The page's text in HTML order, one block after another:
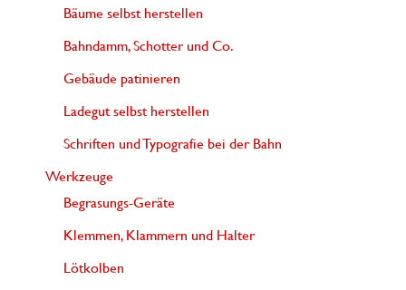
Bäume selbst herstellen
Bahndamm, Schotter und Co.
Gebäude patinieren
Ladegut selbst herstellen
Schriften und Typografie bei der Bahn
Werkzeuge
Begrasungs-Geräte
Klemmen, Klammern und Halter
Lötkolben